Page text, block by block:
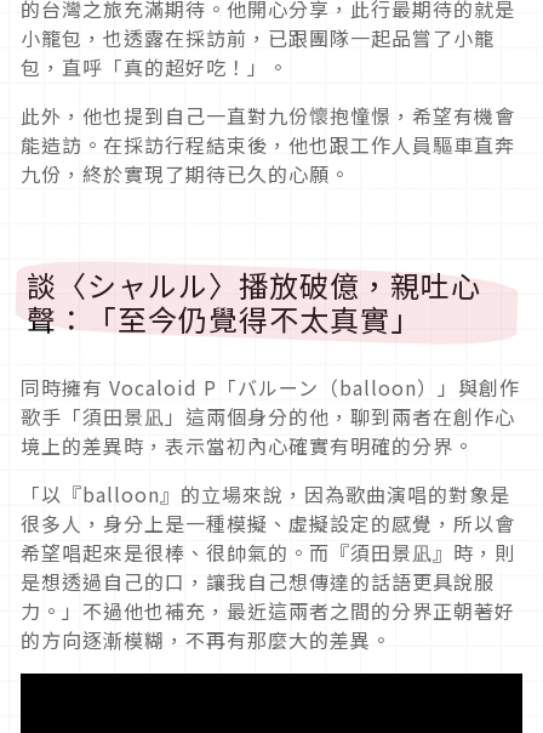
的台灣之旅充滿期待。他開心分享，此行最期待的就是
小籠包，也透露在採訪前，已跟團隊一起品嘗了小籠
包，直呼「真的超好吃！」。
此外，他也提到自己一直對九份懷抱憧憬，希望有機會
能造訪。在採訪行程結束後，他也跟工作人員驅車直奔
九份，終於實現了期待已久的心願。
談〈シャルル〉播放破億，親吐心
聲：「至今仍覺得不太真實」
同時擁有 Vocaloid P 「バルーン（balloon）」 與創作
歌手「須田景凪 」這兩個身分的他，聊到兩者在創作心
境上的差異時，表示當初內心確實有明確的分界。
「以『balloon 』的立場來說，因為歌曲演唱的對象是
很多人，身分上是一種模擬、虛擬設定的感覺，所以會
希望唱起來是很棒、很帥氣的。而『須田景凪』時，則
是想透過自己的口，讓我自己想傳達的話語更具說服
力。」不過他也補充，最近這兩者之間的分界正朝著好
的方向逐漸模糊，不再有那麼大的差異。